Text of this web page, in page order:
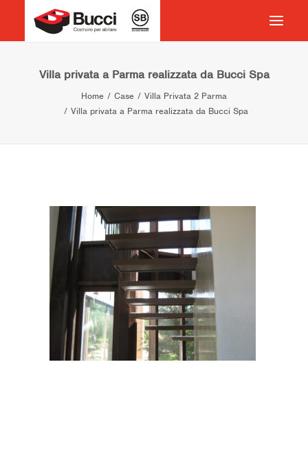
HOME
COSTRUIRE PER ABITARE
CONTATTI
VOCABOLARIO
RICERCA
Villa privata a Parma realizzata da Bucci Spa
Home Case
Villa Privata 2 Parma
Villa privata a Parma realizzata da Bucci Spa